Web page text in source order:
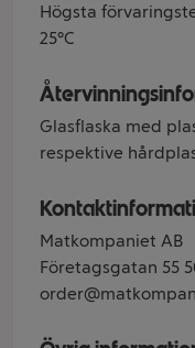
Högsta
25°C
Glasflaska med
respektive
Matkompaniet AB
Företagsgatan 55